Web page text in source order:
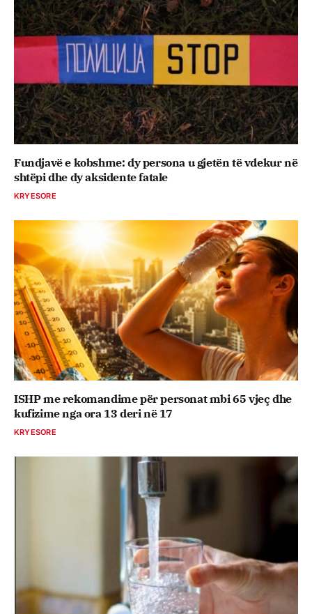
Fundjavë e kobshme: dy persona u gjetën të vdekur në
shtëpi dhe dy aksidente fatale
KRYESORE
ISHP me rekomandime për personat mbi 65 vjeç dhe
kufizime nga ora 13 deri në 17
KRYESORE